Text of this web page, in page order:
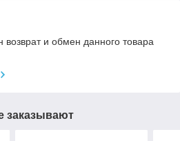
и обмен данного товара
заказывают